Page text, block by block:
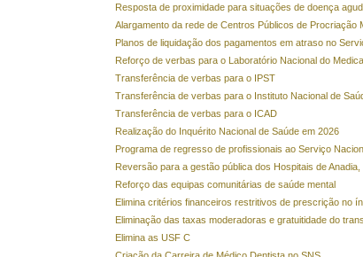
Resposta de proximidade para situações de doença
Alargamento da rede de Centros Públicos de Procriação
Planos de liquidação dos pagamentos em atraso no
Reforço de verbas para o Laboratório Nacional do
Transferência de verbas para o IPST
Transferência de verbas para o Instituto Nacional de
Transferência de verbas para o ICAD
Realização do Inquérito Nacional de Saúde em 2026
Programa de regresso de profissionais ao Serviço
Reversão para a gestão pública dos Hospitais de
Reforço das equipas comunitárias de saúde mental
Elimina critérios financeiros restritivos de prescrição no
Eliminação das taxas moderadoras e gratuitidade do
Elimina as USF C
Criação da Carreira de Médico Dentista no SNS